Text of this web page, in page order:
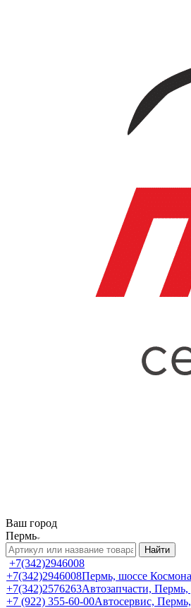
Ваш город
Пермь
Найти
+7(342)2946008
+7(342)2946008Пермь, шоссе
+7(342)2576263Автозапчасти, Пермь,
+7 (922) 355-60-00Автосервис,